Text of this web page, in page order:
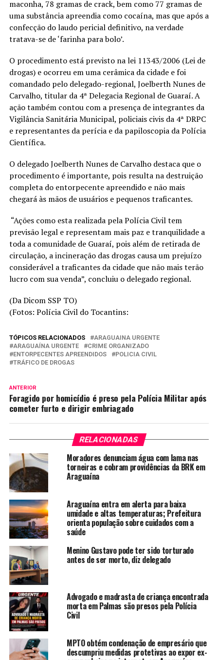
maconha, 78 gramas de crack, bem como 77 gramas de
uma substância apreendia como cocaína, mas que após a
confecção do laudo pericial definitivo, na verdade
tratava-se de ‘farinha para bolo’.
O procedimento está previsto na lei 11343/2006 (Lei de
drogas) e ocorreu em uma cerâmica da cidade e foi
comandado pelo delegado-regional, Joelberth Nunes de
Carvalho, titular da 4ª Delegacia Regional de Guaraí. A
ação também contou com a presença de integrantes da
Vigilância Sanitária Municipal, policiais civis da 4ª DRPC
e representantes da perícia e da papiloscopia da Polícia
Científica.
O delegado Joelberth Nunes de Carvalho destaca que o
procedimento é importante, pois resulta na destruição
completa do entorpecente apreendido e não mais
chegará às mãos de usuários e pequenos traficantes.
“Ações como esta realizada pela Polícia Civil tem
previsão legal e representam mais paz e tranquilidade a
toda a comunidade de Guaraí, pois além de retirada de
circulação, a incineração das drogas causa um prejuízo
considerável a traficantes da cidade que não mais terão
lucro com sua venda”, concluiu o delegado regional.
(Da Dicom SSP TO)
(Fotos: Polícia Civil do Tocantins:
TÓPICOS RELACIONADOS
ARAGUAINA URGENTE
ARAGUAÍNA URGENTE
CRIME ORGANIZADO
ENTORPECENTES APREENDIDOS
POLICIA CIVIL
TRÁFICO DE DROGAS
ANTERIOR
Foragido por homicídio é preso pela Polícia Militar após
cometer furto e dirigir embriagado
RELACIONADAS
Moradores denunciam água com lama nas
torneiras e cobram providências da BRK em
Araguaína
Araguaína entra em alerta para baixa
umidade e altas temperaturas; Prefeitura
orienta população sobre cuidados com a
saúde
Menino Gustavo pode ter sido torturado
antes de ser morto, diz delegado
Advogado e madrasta de criança encontrada
morta em Palmas são presos pela Polícia
Civil
MPTO obtém condenação de empresário que
descumpriu medidas protetivas ao expor ex-